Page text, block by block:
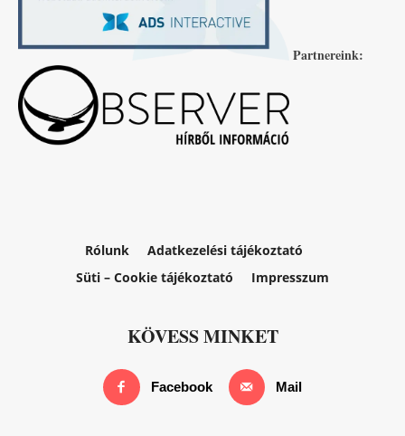
Partnereink:
Rólunk
Adatkezelési tájékoztató
Süti – Cookie tájékoztató
Impresszum
KÖVESS MINKET
Facebook Mail